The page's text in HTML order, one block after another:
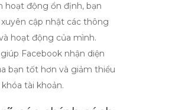
hoạt động ổn định, bạn
cập nhật các thông
hoạt động của mình.
Facebook nhận diện
bạn tốt hơn và giảm thiểu
tài khoản.